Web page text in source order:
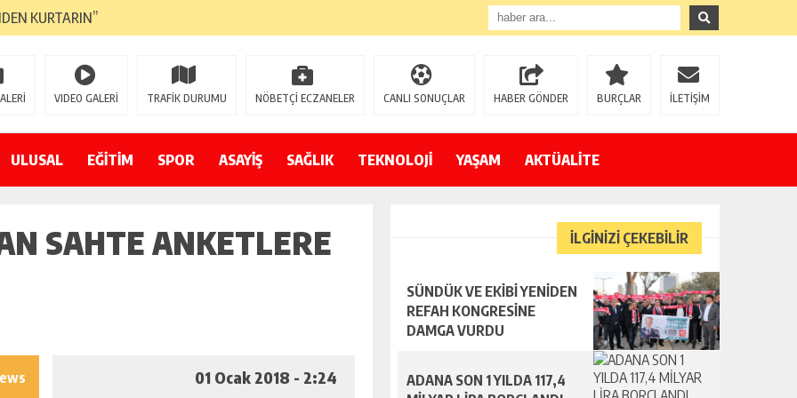
KURTARIN”
YENİ GÖZDESİ OLACAK”
KAMUOYUNA AÇIKLAYIN”
VIDEO GALERİ TRAFİK DURUMU NÖBETÇİ ECZANELER CANLI SONUÇLAR HABER GÖNDER BURÇLAR İLETİŞİM
ULUSAL EĞİTİM SPOR ASAYİŞ SAĞLIK TEKNOLOJİ YAŞAM AKTÜALİTE
SAHTE ANKETLERE
01 Ocak 2018 - 2:24
İLGİNİZİ ÇEKEBİLİR
SÜNDÜK VE EKİBİ YENİDEN
REFAH KONGRESİNE
DAMGA VURDU
ADANA SON 1 YILDA 117,4